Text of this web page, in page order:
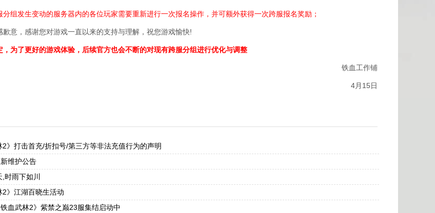
组发生变动的服务器内的各位玩家需要重新进行一次报名操作，并可额外获得一次跨服报名奖励；
歉意，感谢您对游戏一直以来的支持与理解，祝您游戏愉快!
，为了更好的游戏体验，后续官方也会不断的对现有跨服分组进行优化与调整
铁血工作铺
4月15日
2》打击首充/折扣号/第三方等非法充值行为的声明
维护公告
时雨下如川
2》江湖百晓生活动
血武林2》紫禁之巅23服集结启动中